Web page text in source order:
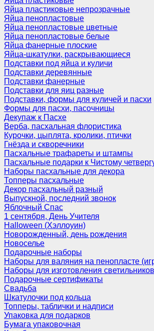
Яйца пластиковые непрозрачные
Яйца пенопластовые
Яйца пенопластовые цветные
Яйца пенопластовые белые
Яйца фанерные плоские
Яйца-шкатулки, раскрывающиеся
Подставки под яйца и куличи
Подставки деревянные
Подставки фанерные
Подставки для яиц разные
Подставки, формы для куличей и пасхи
Формы для пасхи, пасочницы
Декупаж к Пасхе
Верба, пасхальная флористика
Курочки, цыплята, кролики, птички
Гнёзда и скворечники
Пасхальные трафареты и штампы
Пасхальные подарки к Чистому
Наборы пасхальные для декора
Топперы пасхальные
Декор пасхальный разный
Выпускной, последний звонок
Яблочный Спас
1 сентября, День Учителя
Halloween (Хэллоуин)
Новорожденный, день рождения
Новоселье
Подарочные наборы
Наборы для валяния на пенопласте
Наборы для изготовления светильников
Подарочные сертификаты
Свадьба
Шкатулочки под кольца
Топперы, таблички и надписи
Упаковка для подарков
Бумага упаковочная